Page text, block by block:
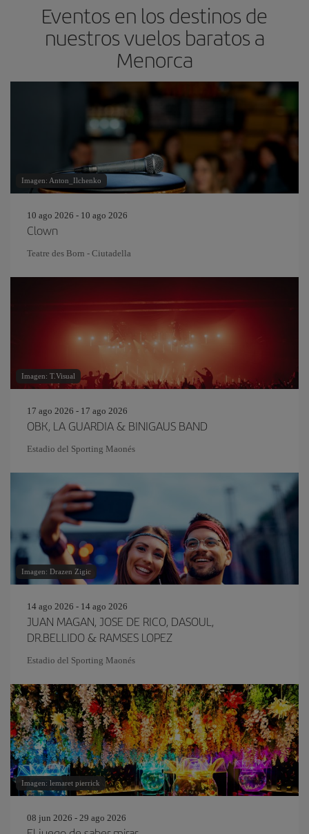
Eventos en los destinos de
nuestros vuelos baratos a
Menorca
Imagen: Anton_Ilchenko
10 ago 2026 - 10 ago 2026
Clown
Teatre des Born - Ciutadella
Imagen: T.Visual
17 ago 2026 - 17 ago 2026
OBK, LA GUARDIA & BINIGAUS BAND
Estadio del Sporting Maonés
Imagen: Drazen Zigic
14 ago 2026 - 14 ago 2026
JUAN MAGAN, JOSE DE RICO, DASOUL,
DR.BELLIDO & RAMSES LOPEZ
Estadio del Sporting Maonés
Imagen: lemaret pierrick
08 jun 2026 - 29 ago 2026